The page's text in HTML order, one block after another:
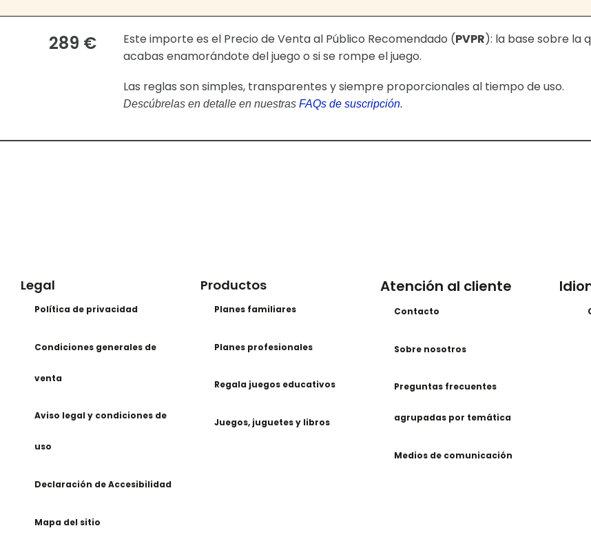
289 € Este importe es el Precio de Venta al Público Recomendado (PVPR): la base sobre la
acabas enamorándote del juego o si se rompe el juego.
Las reglas son simples, transparentes y siempre proporcionales al tiempo de uso.
Descúbrelas en detalle en nuestras FAQs de suscripción.
Legal
Política de privacidad
Condiciones generales de
venta
Aviso legal y condiciones de
uso
Declaración de Accesibilidad
Mapa del sitio
Productos
Planes familiares
Planes profesionales
Regala juegos educativos
Juegos, juguetes y libros
Atención al cliente
Contacto
Sobre nosotros
Preguntas frecuentes
agrupadas por temática
Medios de comunicación